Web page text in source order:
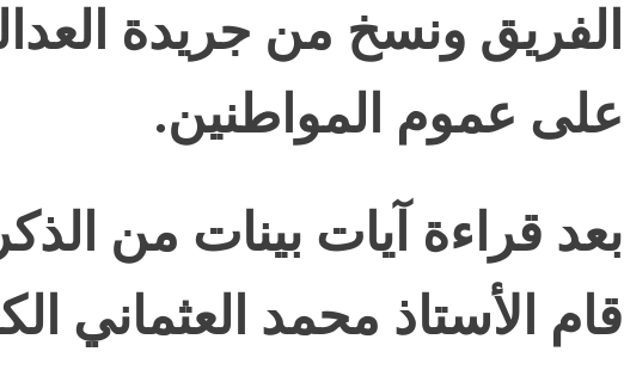
الفريق ونسخ من جريدة
على عموم المواطنين.
بعد قراءة آيات بينات من
قام الأستاذ محمد العثماني